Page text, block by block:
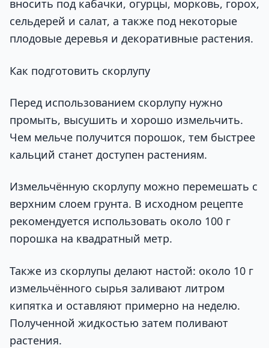
вносить под кабачки, огурцы, морковь, горох,
сельдерей и салат, а также под некоторые
плодовые деревья и декоративные растения.
Как подготовить скорлупу
Перед использованием скорлупу нужно
промыть, высушить и хорошо измельчить.
Чем мельче получится порошок, тем быстрее
кальций станет доступен растениям.
Измельчённую скорлупу можно перемешать с
верхним слоем грунта. В исходном рецепте
рекомендуется использовать около 100 г
порошка на квадратный метр.
Также из скорлупы делают настой: около 10 г
измельчённого сырья заливают литром
кипятка и оставляют примерно на неделю.
Полученной жидкостью затем поливают
растения.